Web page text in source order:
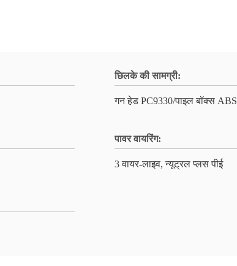
छिलके की सामग्री:
गन हेड PC9330/पाइल बॉक्स ABS
पावर वायरिंग:
3 वायर-लाइव, न्यूट्रल प्लस पीई